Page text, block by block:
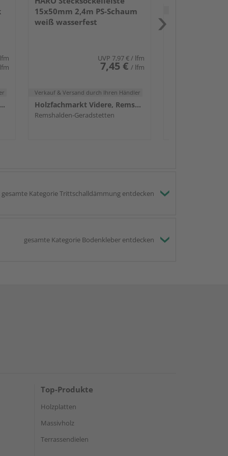
Holzfachmarkt Videre, Remshalden
15x50mm 2,4m PS-Schaum
weiß wasserfest
UVP 7,97 €/ lfm
7,45 € / lfm
Verkauf & Versand durch Ihren Händler
Holzfachmarkt Videre, Remshalden
Remshalden-Geradstetten
gesamte Kategorie Trittschalldämmung entdecken
gesamte Kategorie Bodenkleber entdecken
Top-Produkte
Holzplatten
Massivholz
Terrassendielen